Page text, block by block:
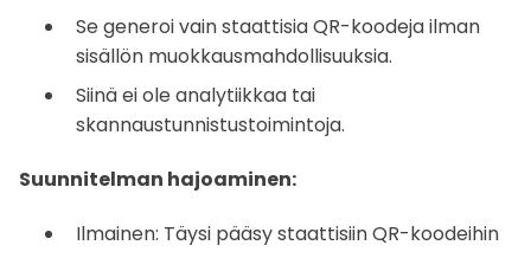
Se generoi vain staattisia QR-koodeja ilman
sisällön muokkausmahdollisuuksia.
Siinä ei ole analytiikkaa tai
skannaustunnistustoimintoja.
Suunnitelman hajoaminen:
Ilmainen: Täysi pääsy staattisiin QR-koodeihin